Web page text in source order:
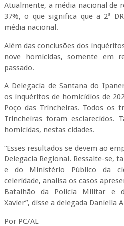
Atualmente, a média nacional de
37%, o que significa que a 2ª
média nacional.
Além das conclusões dos
nove homicidas, somente em
passado.
A Delegacia de Santana do
os inquéritos de homicídios de
Poço das Trincheiras. Todos os
Trincheiras foram esclarecidos.
homicidas, nestas cidades.
“Esses resultados se devem ao
Delegacia Regional. Ressalte-se,
e do Ministério Público da
celeridade, analisa os casos
Batalhão da Polícia Militar e
Xavier”, disse a delegada Daniella
Por PC/AL